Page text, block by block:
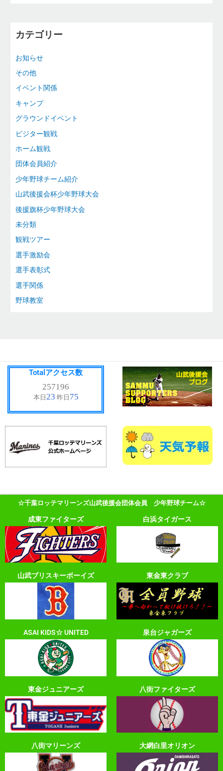
カテゴリー
お知らせ
その他
イベント関係
キャンプ
グラウンドイベント
ビジター観戦
ホーム観戦
団体会員紹介
少年野球チーム紹介
山武後援会杯少年野球大会
後援旗杯少年野球大会
未分類
観戦ツアー
選手激励会
選手表彰式
選手関係
野球教室
Totalアクセス数
☆千葉ロッテマリーンズ山武後援会団体会員 少年野球チーム☆
成東ファイターズ 白浜タイガース
山武ブリスキーボーイズ 東金東クラブ
ASAI KIDS☆ UNITED 泉台ジャガーズ
東金ジュニアーズ 八街ファイターズ
八街マリーンズ 大網白里オリオン